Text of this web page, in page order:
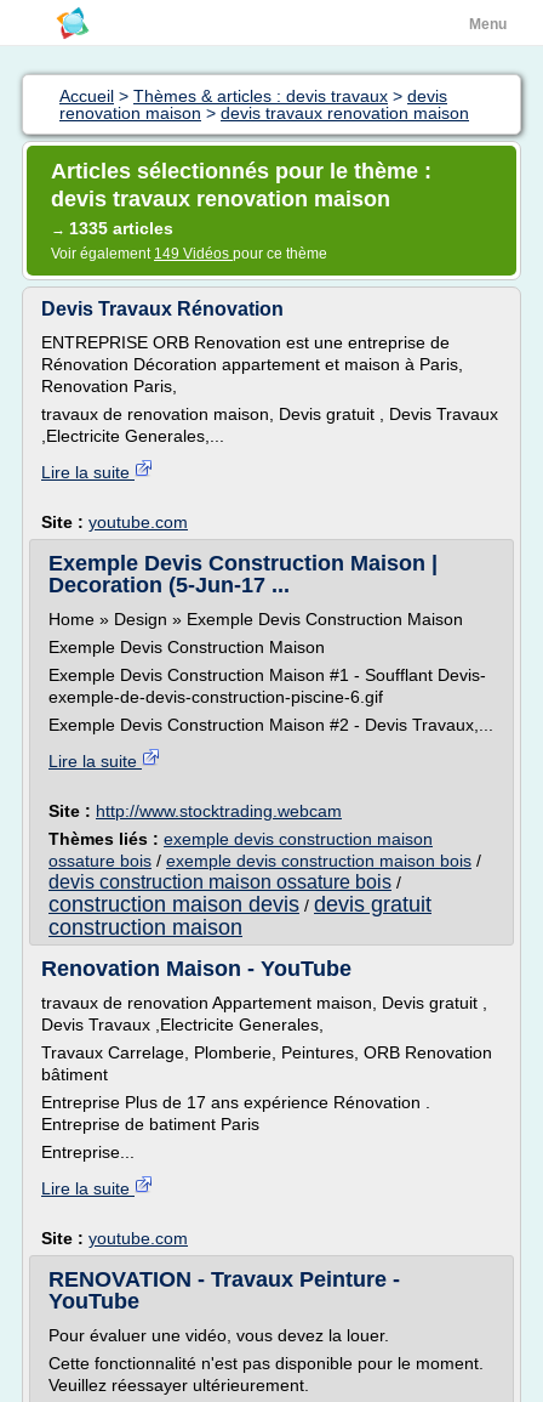
Menu
Accueil > Thèmes & articles : devis travaux > devis
renovation maison > devis travaux renovation maison
Articles sélectionnés pour le thème :
devis travaux renovation maison
→ 1335 articles
Voir également 149 Vidéos pour ce thème
Devis Travaux Rénovation
ENTREPRISE ORB Renovation est une entreprise de
Rénovation Décoration appartement et maison à Paris,
Renovation Paris,
travaux de renovation maison, Devis gratuit , Devis Travaux
,Electricite Generales,...
Lire la suite
Site : youtube.com
Exemple Devis Construction Maison |
Decoration (5-Jun-17 ...
Home » Design » Exemple Devis Construction Maison
Exemple Devis Construction Maison
Exemple Devis Construction Maison #1 - Soufflant Devis-
exemple-de-devis-construction-piscine-6.gif
Exemple Devis Construction Maison #2 - Devis Travaux,...
Lire la suite
Site : http://www.stocktrading.webcam
Thèmes liés : exemple devis construction maison
ossature bois / exemple devis construction maison bois /
devis construction maison ossature bois /
construction maison devis / devis gratuit
construction maison
Renovation Maison - YouTube
travaux de renovation Appartement maison, Devis gratuit ,
Devis Travaux ,Electricite Generales,
Travaux Carrelage, Plomberie, Peintures, ORB Renovation
bâtiment
Entreprise Plus de 17 ans expérience Rénovation .
Entreprise de batiment Paris
Entreprise...
Lire la suite
Site : youtube.com
RENOVATION - Travaux Peinture -
YouTube
Pour évaluer une vidéo, vous devez la louer.
Cette fonctionnalité n'est pas disponible pour le moment.
Veuillez réessayer ultérieurement.